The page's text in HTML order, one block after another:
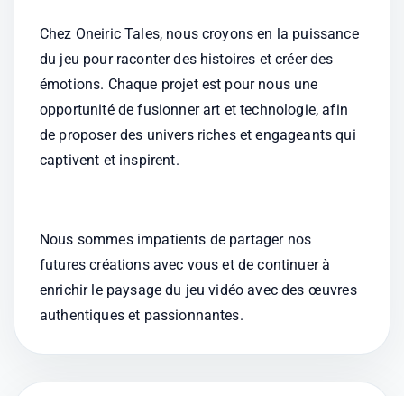
Chez Oneiric Tales, nous croyons en la puissance
du jeu pour raconter des histoires et créer des
émotions. Chaque projet est pour nous une
opportunité de fusionner art et technologie, afin
de proposer des univers riches et engageants qui
captivent et inspirent.
Nous sommes impatients de partager nos
futures créations avec vous et de continuer à
enrichir le paysage du jeu vidéo avec des œuvres
authentiques et passionnantes.